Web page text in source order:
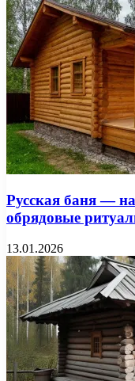
Русская баня —
обрядовые
13.01.2026